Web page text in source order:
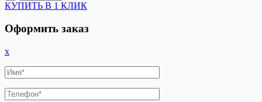
КУПИТЬ В 1 КЛИК
Оформить заказ
x